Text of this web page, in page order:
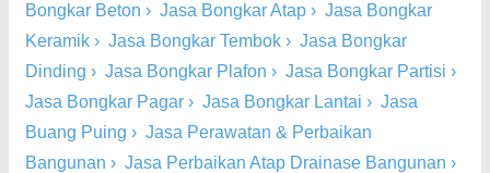
Bongkar Beton › Jasa Bongkar Atap › Jasa Bongkar
Keramik › Jasa Bongkar Tembok › Jasa Bongkar
Dinding › Jasa Bongkar Plafon › Jasa Bongkar Partisi ›
Jasa Bongkar Pagar › Jasa Bongkar Lantai › Jasa
Buang Puing › Jasa Perawatan & Perbaikan
Bangunan › Jasa Perbaikan Atap Drainase Bangunan ›